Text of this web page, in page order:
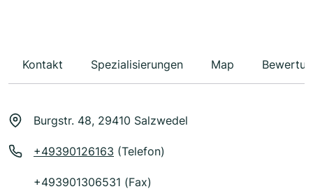
Kontakt Spezialisierungen Map
Burgstr. 48, 29410 Salzwedel
+49390126163 (Telefon)
+493901306531 (Fax)